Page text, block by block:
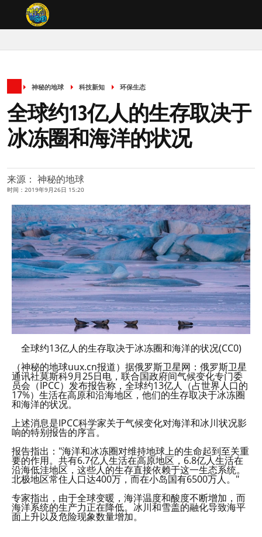
神秘的地球 科技新知 环保生态
全球约13亿人的生存取决于
冰冻圈和海洋的状况
来源： 神秘的地球
时间：2019年9月26日 15:20
全球约13亿人的生存取决于冰冻圈和海洋的状况(CC0)
（神秘的地球uux.cn报道）据俄罗斯卫星网：俄罗斯卫星
通讯社莫斯科9月25日电，联合国政府间气候变化专门委
员会（IPCC）发布报告称，全球约13亿人（占世界人口的
17%）生活在高原和沿海地区，他们的生存取决于冰冻圈
和海洋的状况。
上述消息是IPCC科学家关于气候变化对海洋和冰川状况影
响的特别报告的序言。
报告指出："海洋和冰冻圈对维持地球上的生命起到至关重
要的作用。共有6.7亿人生活在高原地区，6.8亿人生活在
沿海低洼地区，这些人的生存直接依赖于这一生态系统。
北极地区常住人口达400万，而在小岛国有6500万人。"
专家指出，由于全球变暖，海洋温度和酸度不断增加，而
海洋系统的生产力正在降低。冰川和雪盖的融化导致海平
面上升以及危险现象数量增加。